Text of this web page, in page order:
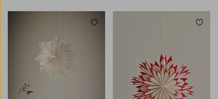
Lägg till i favoriter Lägg